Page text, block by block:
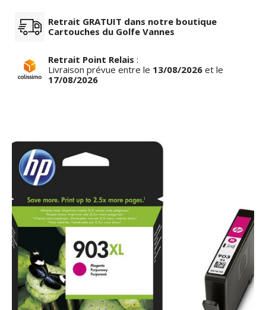
Retrait GRATUIT dans notre boutique
Cartouches du Golfe Vannes
Retrait Point Relais :
Livraison prévue entre le 13/08/2026 et le
17/08/2026